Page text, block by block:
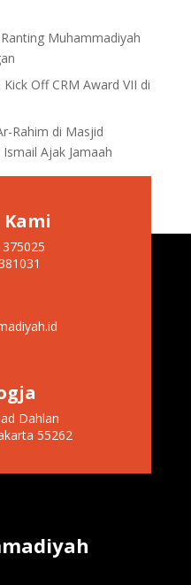
Muhammadiyah
Off CRM Award VII di
Rahim di Masjid
Ajak Jamaah
Dahlan
55262